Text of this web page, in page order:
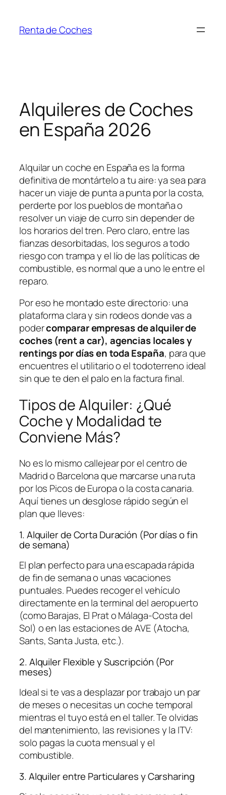
contenido
Renta de Coches
Alquileres de Coches
en España 2026
Alquilar un coche en España es la forma
definitiva de montártelo a tu aire: ya sea para
hacer un viaje de punta a punta por la costa,
perderte por los pueblos de montaña o
resolver un viaje de curro sin depender de
los horarios del tren. Pero claro, entre las
fianzas desorbitadas, los seguros a todo
riesgo con trampa y el lío de las políticas de
combustible, es normal que a uno le entre el
reparo.
Por eso he montado este directorio: una
plataforma clara y sin rodeos donde vas a
podercomparar empresas de alquiler de
coches (rent a car), agencias locales y
rentings por días en toda España, para que
encuentres el utilitario o el todoterreno ideal
sin que te den el palo en la factura final.
Tipos de Alquiler: ¿Qué
Coche y Modalidad te
Conviene Más?
No es lo mismo callejear por el centro de
Madrid o Barcelona que marcarse una ruta
por los Picos de Europa o la costa canaria.
Aquí tienes un desglose rápido según el
plan que lleves:
1. Alquiler de Corta Duración (Por días o fin
de semana)
El plan perfecto para una escapada rápida
de fin de semana o unas vacaciones
puntuales. Puedes recoger el vehículo
directamente en la terminal del aeropuerto
(como Barajas, El Prat o Málaga-Costa del
Sol) o en las estaciones de AVE (Atocha,
Sants, Santa Justa, etc.).
2. Alquiler Flexible y Suscripción (Por
meses)
Ideal si te vas a desplazar por trabajo un par
de meses o necesitas un coche temporal
mientras el tuyo está en el taller. Te olvidas
del mantenimiento, las revisiones y la ITV:
solo pagas la cuota mensual y el
combustible.
3. Alquiler entre Particulares y Carsharing